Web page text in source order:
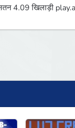
4.09 खिलाड़ी